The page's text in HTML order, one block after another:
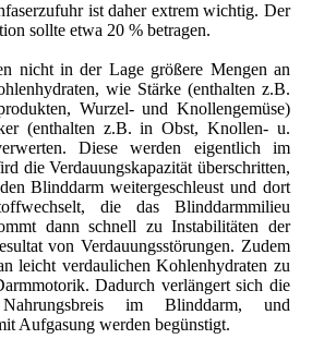
ist daher extrem wichtig. Der
sollte etwa 20 % betragen.
nicht in der Lage größere Mengen an
wie Stärke (enthalten z.B.
Wurzel- und Knollengemüse)
(enthalten z.B. in Obst, Knollen- u.
Diese werden eigentlich im
die Verdauungskapazität überschritten,
Blinddarm weitergeschleust und dort
die das Blinddarmmilieu
dann schnell zu Instabilitäten der
von Verdauungsstörungen. Zudem
leicht verdaulichen Kohlenhydraten zu
Dadurch verlängert sich die
im Blinddarm, und
Aufgasung werden begünstigt.